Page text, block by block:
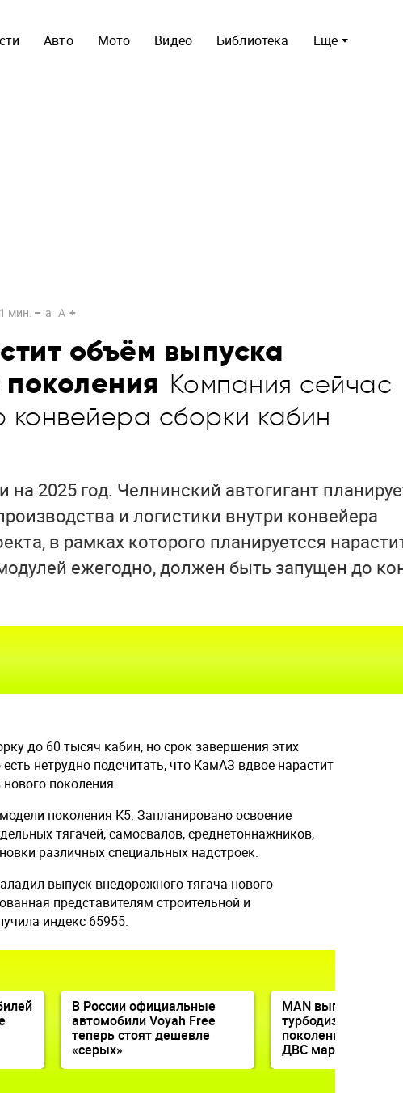
Ещё
Авто Мото Видео Библиотека
1 мин. a A
объём выпуска
поколения Компания сейчас
сборки кабин
2025 год. Челнинский автогигант
и логистики внутри конвейера
в рамках которого планируетсся
ежегодно, должен быть запущен до
до 60 тысяч кабин, но срок завершения этих
нетрудно подсчитать, что КамАЗ вдвое нарастит
поколения.
поколения К5. Запланировано освоение
тягачей, самосвалов, среднетоннажников,
различных специальных надстроек.
выпуск внедорожного тягача нового
представителям строительной и
индекс 65955.
В России официальные
автомобили Voyah Free
теперь стоят дешевле
«серых»
MAN выпустил
турбодизель нового
поколения (это
ДВС марки)